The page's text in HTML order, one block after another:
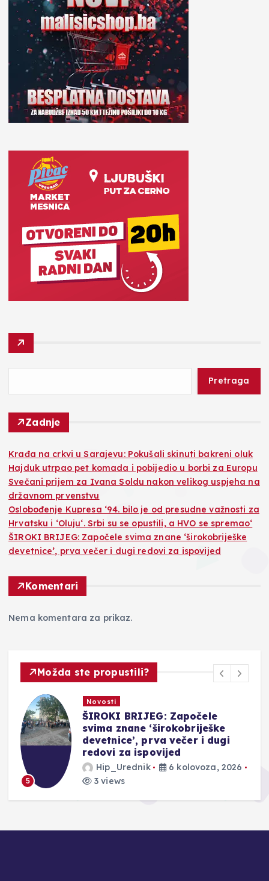
Pretraga
Zadnje
Krađa na crkvi u Sarajevu: Pokušali skinuti bakreni oluk
Hajduk utrpao pet komada i pobijedio u borbi za Europu
Svečani prijem za Ivana Soldu nakon velikog uspjeha na
državnom prvenstvu
Oslobođenje Kupresa ‘94. bilo je od presudne važnosti za
Hrvatsku i ‘Oluju‘. Srbi su se opustili, a HVO se spremao‘
ŠIROKI BRIJEG: Započele svima znane ‘širokobriješke
devetnice’, prva večer i dugi redovi za ispovijed
Komentari
Nema komentara za prikaz.
Možda ste propustili?
5
Novosti
ŠIROKI BRIJEG: Započele
svima znane ‘širokobriješke
devetnice’, prva večer i dugi
redovi za ispovijed
Hip_Urednik
6 kolovoza, 2026
3 views